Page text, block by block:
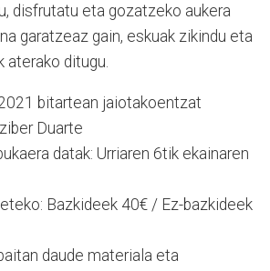
disfrutatu eta gozatzeko aukera
garatzeaz gain, eskuak zikindu eta
aterako ditugu.
bitartean jaiotakoentzat
Duarte
datak: Urriaren 6tik ekainaren
Bazkideek 40€ / Ez-bazkideek
daude materiala eta